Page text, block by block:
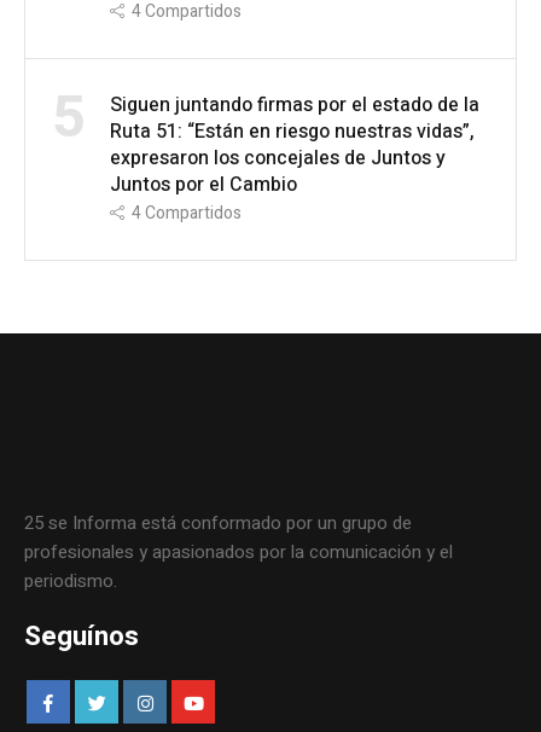
4Compartidos
5
Siguen juntando firmas por el estado de la
Ruta 51: “Están en riesgo nuestras vidas”,
expresaron los concejales de Juntos y
Juntos por el Cambio
4Compartidos
25 se Informa está conformado por un grupo de
profesionales y apasionados por la comunicación y el
periodismo.
Seguínos